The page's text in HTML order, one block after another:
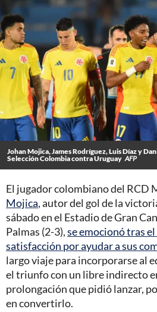
Johan Mojica, James Rodríguez, Luis Díaz y
Selección Colombia contra Uruguay AFP
El jugador colombiano del RCD
Mojica, autor del gol de la
sábado en el Estadio de Gran
Palmas (2-3),se emocionó tras
satisfacción por ayudar a sus
largo viaje para incorporarse al
el triunfo con un libre indirecto
prolongación que pidió lanzar,
en convertirlo.